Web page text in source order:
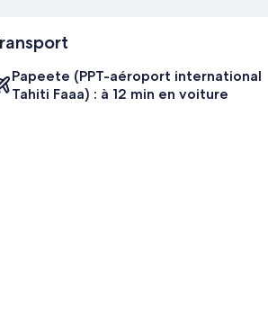
Papeete (PPT-aéroport international
Tahiti Faaa) : à 12 min en voiture